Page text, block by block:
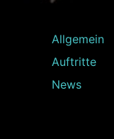
Allgemein
Auftritte
News